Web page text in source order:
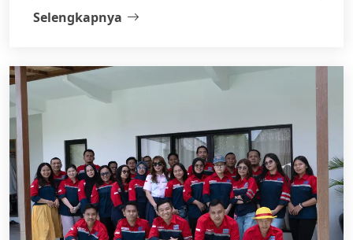
Selengkapnya